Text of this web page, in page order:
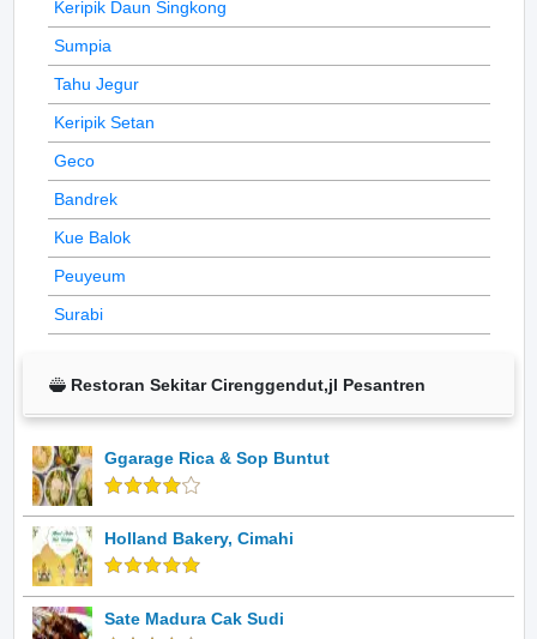
Keripik Daun Singkong
Sumpia
Tahu Jegur
Keripik Setan
Geco
Bandrek
Kue Balok
Peuyeum
Surabi
Restoran Sekitar Cirenggendut,jl Pesantren
Ggarage Rica & Sop Buntut
Holland Bakery, Cimahi
Sate Madura Cak Sudi